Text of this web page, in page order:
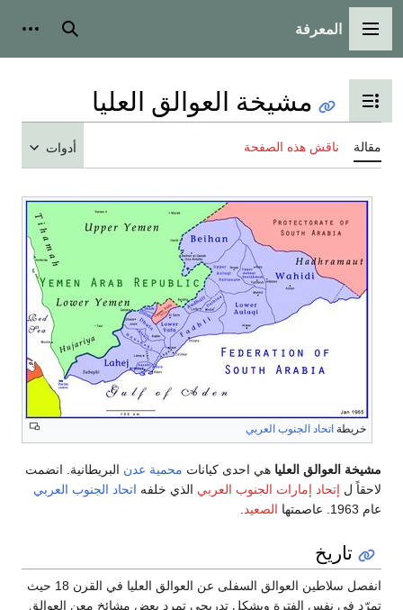
القائمة الرئيسية
المعرفة بحث
تبديل عرض جدول المحتويات
مشيخة العوالق العليا
مقالة ناقش هذه الصفحة أدوات
خريطة اتحاد الجنوب العربي
مشيخة العوالق العليا هي احدى كيانات محمية عدن البريطانية. انضمت
لاحقاً ل إتحاد إمارات الجنوب العربي الذي خلفه اتحاد الجنوب العربي
عام 1963. عاصمتها
الصعيد.
تاريخ
انفصل سلاطين العوالق السفلى عن العوالق العليا في القرن 18 حيث
تمرّد في نفس الفترة وبشكل تدريجي تمرد بعض مشائخ معن العوالق